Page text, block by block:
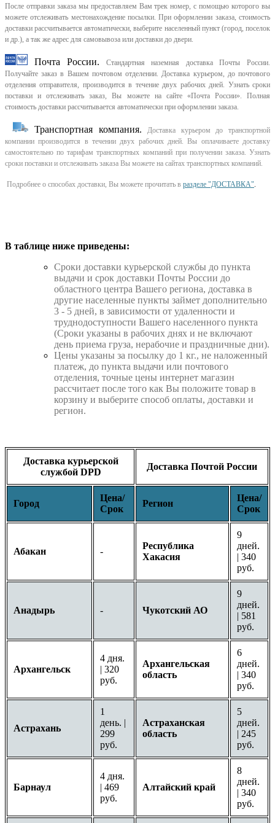
После отправки заказа мы предоставляем Вам трек номер, с помощью которого вы
можете отслеживать местонахождение посылки. При оформлении заказа, стоимость
доставки рассчитывается автоматически, выберите населенный пункт (город, поселок
и др.), а так же адрес для самовывоза или доставки до двери.
Почта России.
Стандартная наземная доставка Почты России.
Получайте заказ в Вашем почтовом отделении. Доставка курьером, до почтового
отделения отправителя, производится в течение двух рабочих дней. Узнать сроки
поставки и отслеживать заказ, Вы можете на сайте «Почта России». Полная
стоимость доставки рассчитывается автоматически при оформлении заказа.
Транспортная компания.
Доставка курьером до транспортной
компании производится в течении двух рабочих дней. Вы оплачиваете доставку
самостоятельно по тарифам транспортных компаний при получении заказа. Узнать
сроки поставки и отслеживать заказа Вы можете на сайтах транспортных компаний.
Подробнее о способах доставки, Вы можете прочитать в разделе "ДОСТАВКА"
В таблице ниже приведены:
Cроки доставки курьерской службы до пункта
выдачи и срок доставки Почты России до
областного центра Вашего региона, доставка в
другие населенные пункты займет дополнительно
3 - 5 дней, в зависимости от удаленности и
труднодоступности Вашего населенного пункта
(Сроки указаны в рабочих днях и не включают
день приема груза, нерабочие и праздничные дни).
Цены указаны за посылку до 1 кг., не наложенный
платеж, до пункта выдачи или почтового
отделения, точные цены интернет магазин
рассчитает после того как Вы положите товар в
корзину и выберите способ оплаты, доставки и
регион.
Доставка курьерской
службой DPD
Доставка Почтой России
Город
Цена/
Срок
Регион
Цена/
Срок
Абакан -
Республика
Хакасия
9
дней.
| 340
руб.
Анадырь - Чукотский АО
9
дней.
| 581
руб.
Архангельск
4 дня.
| 320
руб.
Архангельская
область
6
дней.
| 340
руб.
Астрахань
1
день. |
299
руб.
Астраханская
область
5
дней.
| 245
руб.
Барнаул
4 дня.
| 469
руб.
Алтайский край
8
дней.
| 340
руб.